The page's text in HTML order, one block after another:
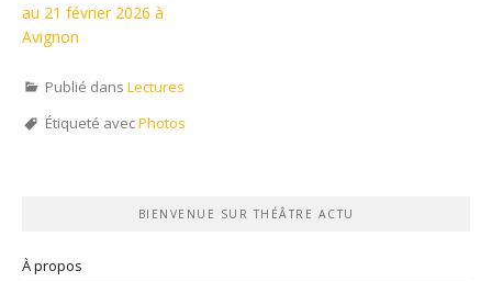
au 21 février 2026 à
Avignon
Publié dans Lectures
Étiqueté avecPhotos
BIENVENUE SUR THÉÂTRE ACTU
À propos